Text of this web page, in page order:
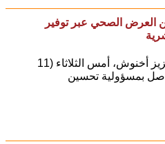
العرض الصحي عبر توفير
طنجاوي أكد رئيس الحكومة عزيز أخنوش، أمس الثلاثاء (11
بمسؤولية تحسين